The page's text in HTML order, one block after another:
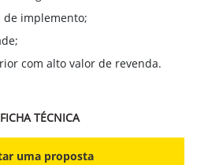
de implemento;
com alto valor de revenda.
FICHA TÉCNICA
uma proposta